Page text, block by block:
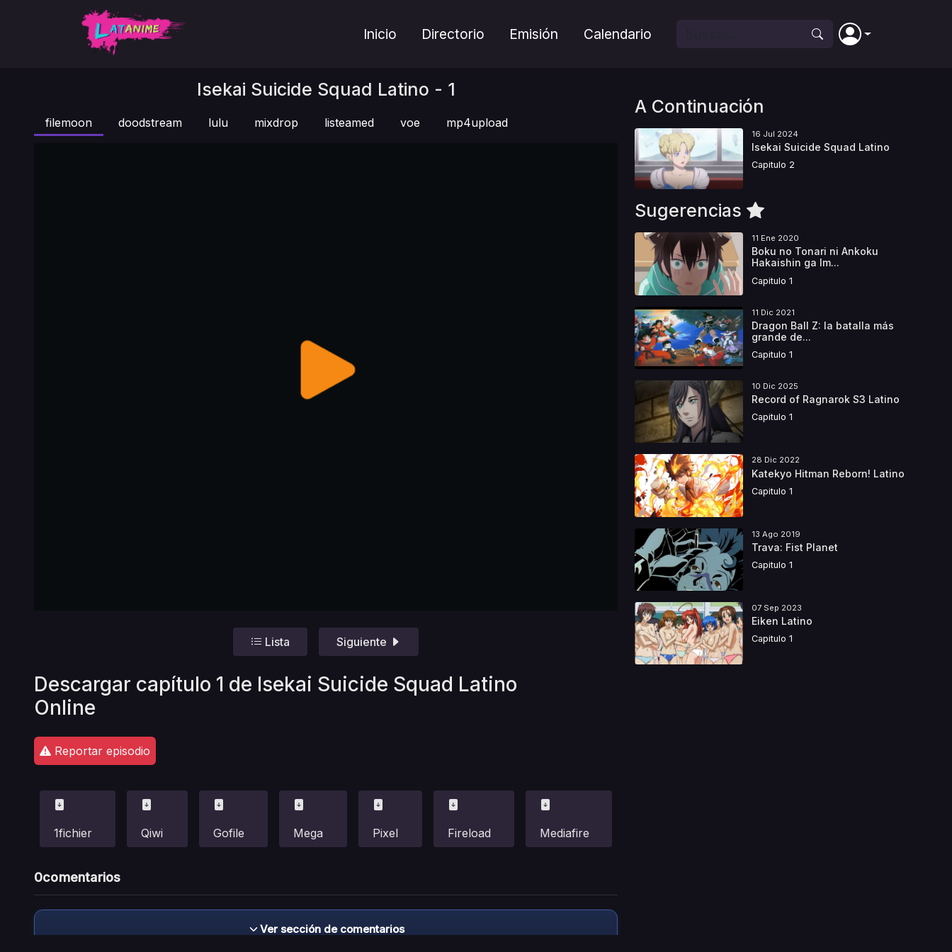
Inicio Directorio Emisión Calendario
Isekai Suicide Squad Latino - 1
filemoon doodstream lulu mixdrop listeamed voe mp4upload
Lista Siguiente
Descargar capítulo 1 de Isekai Suicide Squad Latino
Online
Reportar episodio
1fichier Qiwi Gofile Mega Pixel Fireload Mediafire
0comentarios
Ver sección de comentarios
A Continuación
16 Jul 2024
Isekai Suicide Squad Latino
Capitulo 2
Sugerencias
11 Ene 2020
Boku no Tonari ni Ankoku
Hakaishin ga Im...
Capitulo 1
11 Dic 2021
Dragon Ball Z: la batalla más
grande de...
Capitulo 1
10 Dic 2025
Record of Ragnarok S3 Latino
Capitulo 1
28 Dic 2022
Katekyo Hitman Reborn! Latino
Capitulo 1
13 Ago 2019
Trava: Fist Planet
Capitulo 1
07 Sep 2023
Eiken Latino
Capitulo 1